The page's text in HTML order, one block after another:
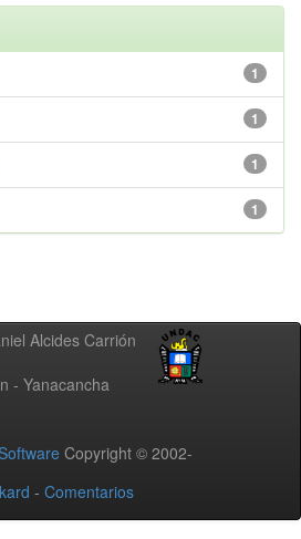
1
1
1
1
Alcides Carrión
- Yanacancha
Copyright © 2002-
- Comentarios